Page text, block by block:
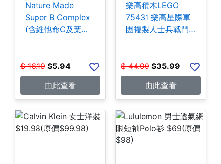
Nature Made
Super B Complex
(含維他命C及葉酸)
$ 16.19 $5.94
由此查看
樂高積木LEGO
75431 樂高星際軍
團複製人士兵戰鬥
$ 44.99 $35.99
由此查看